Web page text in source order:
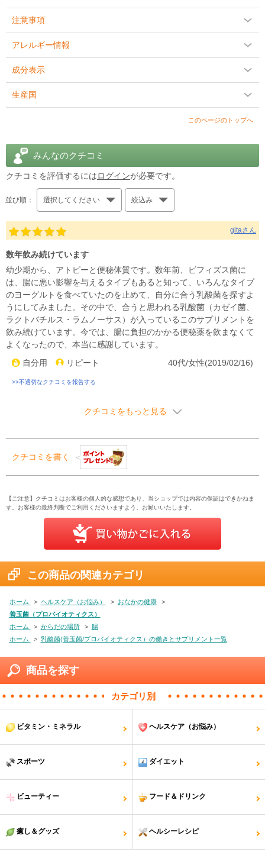
ってしまう200億個！（1日の目安量2粒中） この株数と菌数を毎日
食事から摂るのはちょっと難しいかもしれません。
■数だけじゃない！効率よく届く工夫
数にも驚きですが、「マルチドフィルス プラス12」にはエンテリッ
ク（腸溶性）加工が1粒1粒のカプセルに施されています。
これは、善玉菌が私たちの体に入ってからも酸に負けず、生きて必
美容、ダイエット、スムーズなトイレタイムもおなかの健康が基本
です。生活スタイルが不規則で朝のトイレのリズムが乱れがちな方
い。
注意事項
アレルギー情報
成分表示
生産国
このページのトップへ
みんなのクチコミ
クチコミを評価するにはログインが必要です。
並び順： 選択してください 絞込み
gitaさん
数年飲み続けています
幼少期から、アトピーと便秘体質です。数年前、ビフィズス菌に
は、腸に悪い影響を与えるタイプもあると知って、いろんなタイプ
のヨーグルトを食べていたのを止めて、自分に合う乳酸菌を探すよ
うにしてみました。その中で、合うと思われる乳酸菌（カゼイ菌、
ラクトバチルス・ラムノーサス）が入っているこのサプリメントを
飲み続けています。今では、腸に負担のかかる便秘薬を飲まなくて
よくなったので、本当に感謝しています。
自分用
リピート 40代/女性(2019/02/16)
>>不適切なクチコミを報告する
クチコミをもっと見る
クチコミを書く
【ご注意】クチコミはお客様の個人的な感想であり、当ショップでは内容の保証はできかねま
す。お客様の最終判断でご利用くださいますよう、お願いいたします。
この商品の関連カテゴリ
ホーム > ヘルスケア（お悩み） > おなかの健康
>
善玉菌（プロバイオティクス）
ホーム
> からだの場所 >
腸
ホーム
> 乳酸菌(善玉菌/プロバイオティクス）の働きとサプリメント一覧
商品を探す
カテゴリ別
ビタミン・ミネラル ヘルスケア（お悩み）
スポーツ ダイエット
ビューティー フード＆ドリンク
癒し＆グッズ ヘルシーレシピ